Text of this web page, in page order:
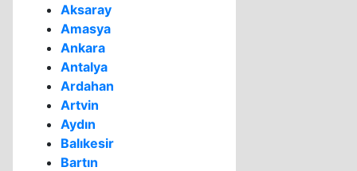
Aksaray
Amasya
Ankara
Antalya
Ardahan
Artvin
Aydın
Balıkesir
Bartın